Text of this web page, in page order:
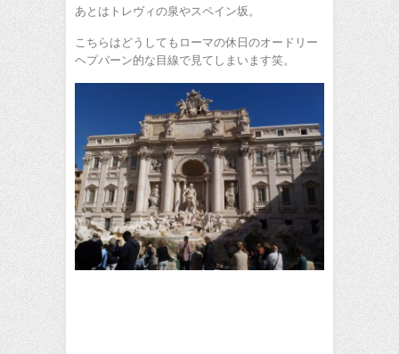
あとはトレヴィの泉やスペイン坂。
こちらはどうしてもローマの休日のオードリー
ヘプバーン的な目線で見てしまいます笑。